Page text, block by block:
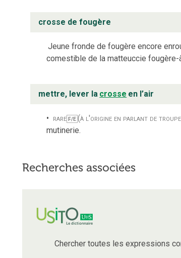
crosse de fougère
Jeune fronde de fougère encore
comestible de la matteuccie fougère-
mettre, lever la crosse en l’air
rare F/E (à l'origine en parlant de
mutinerie.
Recherches associées
Chercher toutes les expressions